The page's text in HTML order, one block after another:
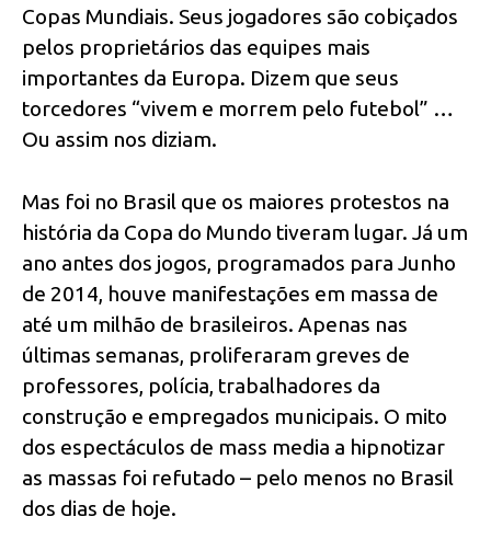
Copas Mundiais. Seus jogadores são cobiçados
pelos proprietários das equipes mais
importantes da Europa. Dizem que seus
torcedores “vivem e morrem pelo futebol” …
Ou assim nos diziam.
Mas foi no Brasil que os maiores protestos na
história da Copa do Mundo tiveram lugar. Já um
ano antes dos jogos, programados para Junho
de 2014, houve manifestações em massa de
até um milhão de brasileiros. Apenas nas
últimas semanas, proliferaram greves de
professores, polícia, trabalhadores da
construção e empregados municipais. O mito
dos espectáculos de mass media a hipnotizar
as massas foi refutado – pelo menos no Brasil
dos dias de hoje.